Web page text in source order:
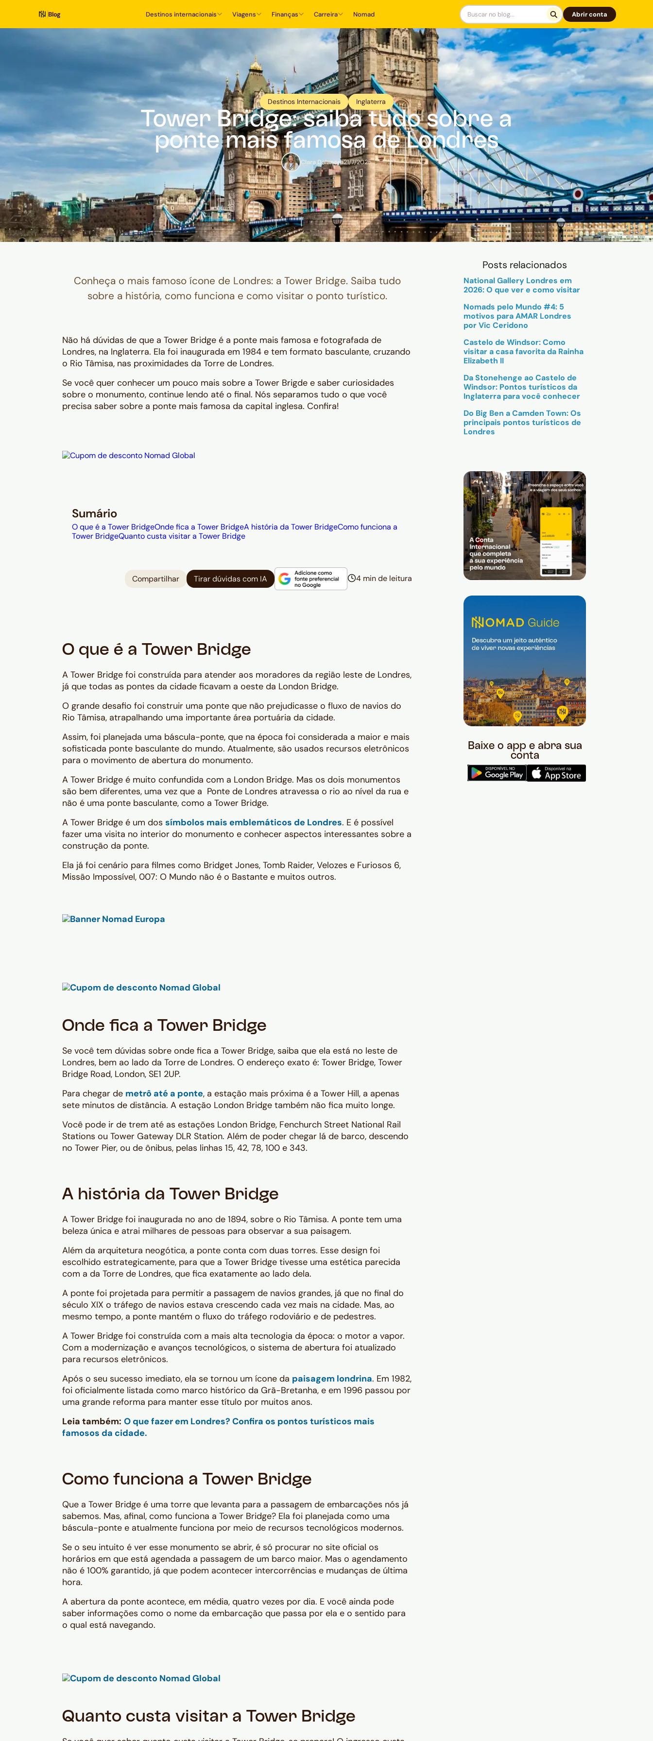
Blog Destinos internacionais Viagens Finanças Carreira Nomad Abrir conta
Destinos Internacionais Inglaterra
Tower Bridge: saiba tudo sobre a
ponte mais famosa de Londres
Clara Dalanora21/7/2025
Conheça o mais famoso ícone de Londres: a Tower Bridge. Saiba tudo
sobre a história, como funciona e como visitar o ponto turístico.
Não há dúvidas de que a Tower Bridge é a ponte mais famosa e fotografada de
Londres, na Inglaterra. Ela foi inaugurada em 1984 e tem formato basculante, cruzando
o Rio Tâmisa, nas proximidades da Torre de Londres.
Se você quer conhecer um pouco mais sobre a Tower Brigde e saber curiosidades
sobre o monumento, continue lendo até o final. Nós separamos tudo o que você
precisa saber sobre a ponte mais famosa da capital inglesa. Confira!
Sumário
O que é a Tower BridgeOnde fica a Tower BridgeA história da Tower BridgeComo funciona a
Tower BridgeQuanto custa visitar a Tower Bridge
Compartilhar Tirar dúvidas com IA 4 min de leitura
O que é a Tower Bridge
A Tower Bridge foi construída para atender aos moradores da região leste de Londres,
já que todas as pontes da cidade ficavam a oeste da London Bridge.
O grande desafio foi construir uma ponte que não prejudicasse o fluxo de navios do
Rio Tâmisa, atrapalhando uma importante área portuária da cidade.
Assim, foi planejada uma báscula-ponte, que na época foi considerada a maior e mais
sofisticada ponte basculante do mundo. Atualmente, são usados recursos eletrônicos
para o movimento de abertura do monumento.
A Tower Bridge é muito confundida com a London Bridge. Mas os dois monumentos
são bem diferentes, uma vez que a Ponte de Londres atravessa o rio ao nível da rua e
não é uma ponte basculante, como a Tower Bridge.
A Tower Bridge é um dos símbolos mais emblemáticos de Londres. E é possível
fazer uma visita no interior do monumento e conhecer aspectos interessantes sobre a
construção da ponte.
Ela já foi cenário para filmes como Bridget Jones, Tomb Raider, Velozes e Furiosos 6,
Missão Impossível, 007: O Mundo não é o Bastante e muitos outros.
Onde fica a Tower Bridge
Se você tem dúvidas sobre onde fica a Tower Bridge, saiba que ela está no leste de
Londres, bem ao lado da Torre de Londres. O endereço exato é: Tower Bridge, Tower
Bridge Road, London, SE1 2UP.
Para chegar de metrô até a ponte, a estação mais próxima é a Tower Hill, a apenas
sete minutos de distância. A estação London Bridge também não fica muito longe.
Você pode ir de trem até as estações London Bridge, Fenchurch Street National Rail
Stations ou Tower Gateway DLR Station. Além de poder chegar lá de barco, descendo
no Tower Pier, ou de ônibus, pelas linhas 15, 42, 78, 100 e 343.
A história da Tower Bridge
A Tower Bridge foi inaugurada no ano de 1894, sobre o Rio Tâmisa. A ponte tem uma
beleza única e atrai milhares de pessoas para observar a sua paisagem.
Além da arquitetura neogótica, a ponte conta com duas torres. Esse design foi
escolhido estrategicamente, para que a Tower Bridge tivesse uma estética parecida
com a da Torre de Londres, que fica exatamente ao lado dela.
A ponte foi projetada para permitir a passagem de navios grandes, já que no final do
século XIX o tráfego de navios estava crescendo cada vez mais na cidade. Mas, ao
mesmo tempo, a ponte mantém o fluxo do tráfego rodoviário e de pedestres.
A Tower Bridge foi construída com a mais alta tecnologia da época: o motor a vapor.
Com a modernização e avanços tecnológicos, o sistema de abertura foi atualizado
para recursos eletrônicos.
Após o seu sucesso imediato, ela se tornou um ícone da paisagem londrina. Em 1982,
foi oficialmente listada como marco histórico da Grã-Bretanha, e em 1996 passou por
uma grande reforma para manter esse título por muitos anos.
Leia também: O que fazer em Londres? Confira os pontos turísticos mais
famosos da cidade.
Como funciona a Tower Bridge
Que a Tower Bridge é uma torre que levanta para a passagem de embarcações nós já
sabemos. Mas, afinal, como funciona a Tower Bridge? Ela foi planejada como uma
báscula-ponte e atualmente funciona por meio de recursos tecnológicos modernos.
Se o seu intuito é ver esse monumento se abrir, é só procurar no site oficial os
horários em que está agendada a passagem de um barco maior. Mas o agendamento
não é 100% garantido, já que podem acontecer intercorrências e mudanças de última
hora.
A abertura da ponte acontece, em média, quatro vezes por dia. E você ainda pode
saber informações como o nome da embarcação que passa por ela e o sentido para
o qual está navegando.
Quanto custa visitar a Tower Bridge
Posts relacionados
National Gallery Londres em
2026: O que ver e como visitar
Nomads pelo Mundo #4: 5
motivos para AMAR Londres
por Vic Ceridono
Castelo de Windsor: Como
visitar a casa favorita da Rainha
Elizabeth II
Da Stonehenge ao Castelo de
Windsor: Pontos turísticos da
Inglaterra para você conhecer
Do Big Ben a Camden Town: Os
principais pontos turísticos de
Londres
Baixe o app e abra sua
conta